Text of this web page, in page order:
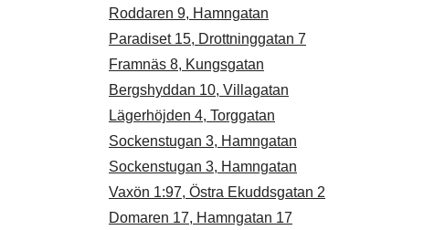
Roddaren 9, Hamngatan
Paradiset 15, Drottninggatan 7
Framnäs 8, Kungsgatan
Bergshyddan 10, Villagatan
Lägerhöjden 4, Torggatan
Sockenstugan 3, Hamngatan
Sockenstugan 3, Hamngatan
Vaxön 1:97, Östra Ekuddsgatan 2
Domaren 17, Hamngatan 17